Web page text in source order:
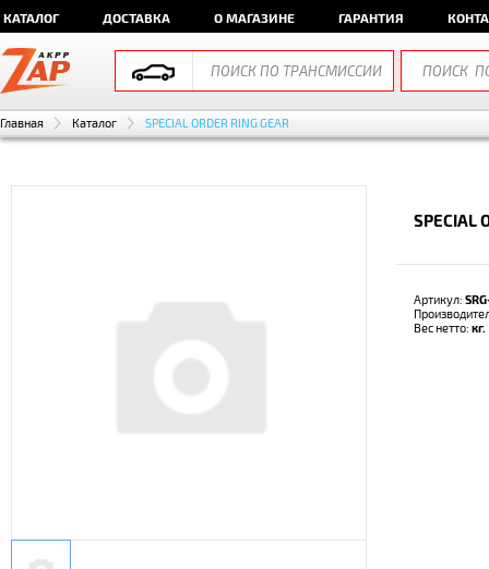
КАТАЛОГ ДОСТАВКА О МАГАЗИНЕ ГАРАНТИЯ
Главная Каталог SPECIAL ORDER RING GEAR
SPECIAL
Артикул:
Вес нетто: кг.